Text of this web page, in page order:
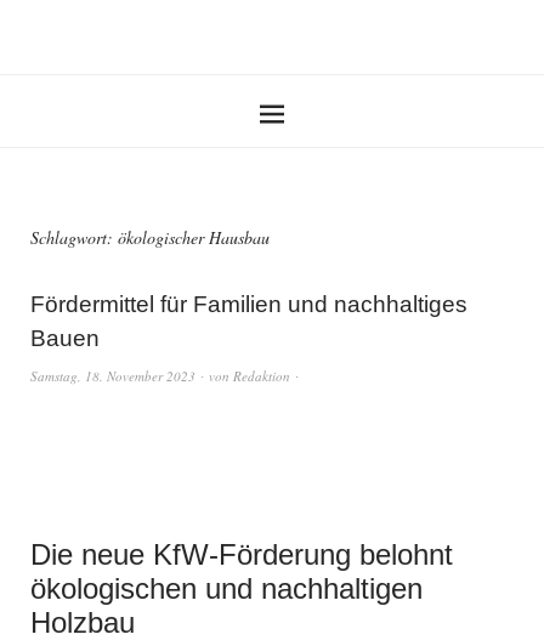
Schlagwort: ökologischer Hausbau
Fördermittel für Familien und nachhaltiges
Bauen
Samstag, 18. November 2023 von Redaktion
Die neue KfW-Förderung belohnt
ökologischen und nachhaltigen
Holzbau